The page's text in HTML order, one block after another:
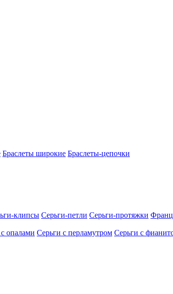
Браслеты широкие Браслеты-цепочки
клипсы Серьги-петли Серьги-протяжки
опалами Серьги с перламутром Серьги с